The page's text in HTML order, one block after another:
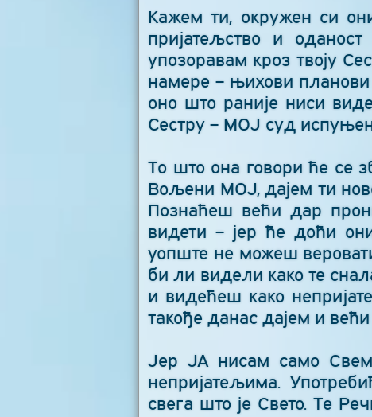
Кажем ти, окружен си
пријатељство и
упозоравам кроз твоју
намере – њихови планови
оно што раније ниси
Сестру – МОЈ суд
То што она говори ће се
Вољени МОЈ, дајем ти
Познаћеш већи дар
видети – јер ће доћи
уопште не можеш
би ли видели како те
и видећеш како
такође данас дајем и
Јер ЈА нисам само
непријатељима.
свега што је Свето. Те